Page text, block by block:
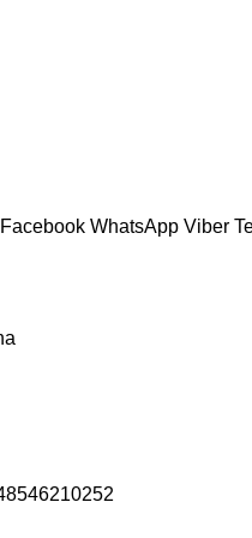
Facebook WhatsApp Viber